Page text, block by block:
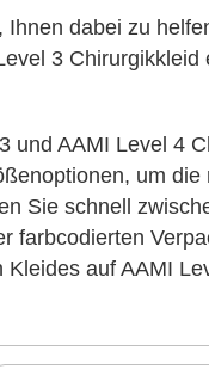
Ihnen dabei zu
3
und AAMI Level 4
um
Sie schnell
farbcodierten
Kleides auf AAMI